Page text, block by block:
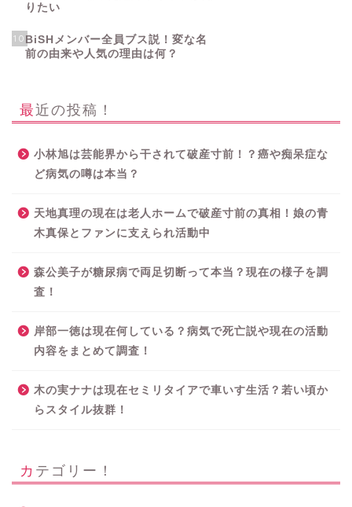
りたい
10 BiSHメンバー全員ブス説！変な名
前の由来や人気の理由は何？
最近の投稿！
小林旭は芸能界から干されて破産寸前！？癌や痴呆症な
ど病気の噂は本当？
天地真理の現在は老人ホームで破産寸前の真相！娘の青
木真保とファンに支えられ活動中
森公美子が糖尿病で両足切断って本当？現在の様子を調
査！
岸部一徳は現在何している？病気で死亡説や現在の活動
内容をまとめて調査！
木の実ナナは現在セミリタイアで車いす生活？若い頃か
らスタイル抜群！
カテゴリー！